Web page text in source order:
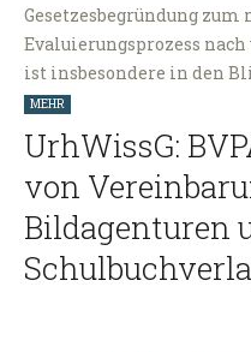
Gesetzesbegründung zum
Evaluierungsprozess
ist insbesondere in den
MEHR
UrhWissG:
von
Bildagenturen